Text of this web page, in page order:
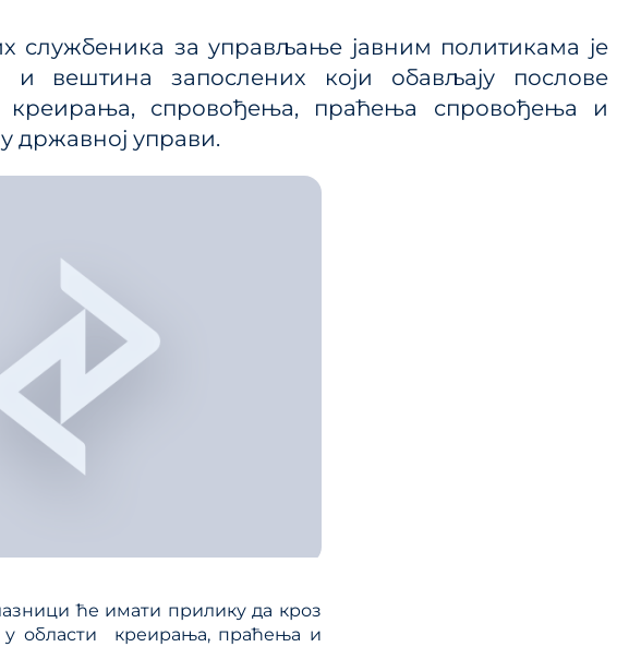
трошкова ЈП и
и смернице
службеника за управљање јавним политикама је
вештина запослених који обављају послове
креирања, спровођења, праћења спровођења и
државној управи.
ће имати прилику да кроз
у области креирања, праћења и